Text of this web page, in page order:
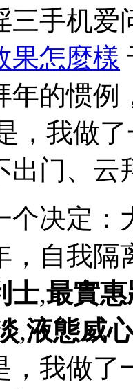
三手机
果怎麼樣
年的惯例
，我做
出门、
个决定：
，自我
士,最實
,液態威
，我做了